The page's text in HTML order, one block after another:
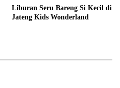
Liburan Seru Bareng Si Kecil di
Jateng Kids Wonderland